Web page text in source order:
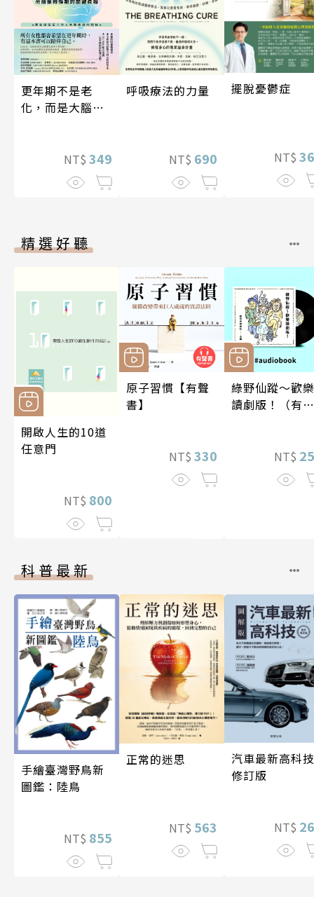
更年期不是老
化，而是大腦重
NT$ 349
呼吸療法的力量
NT$ 690
擺脫憂鬱症
NT$
精選好聽
開啟人生的10道
任意門
NT$ 800
原子習慣【有聲
書】
NT$ 330
綠野仙蹤～歡樂
讀劇版！（有聲
NT$
科普最新
手繪臺灣野鳥新
圖鑑：陸鳥
NT$ 855
正常的迷思
NT$ 563
汽車最新高科
修訂版
NT$